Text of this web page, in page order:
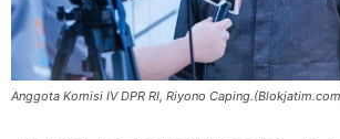
Anggota Komisi IV DPR RI, Riyono